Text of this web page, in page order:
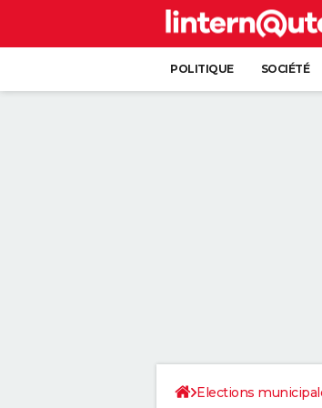
POLITIQUE SOCIÉTÉ
Elections